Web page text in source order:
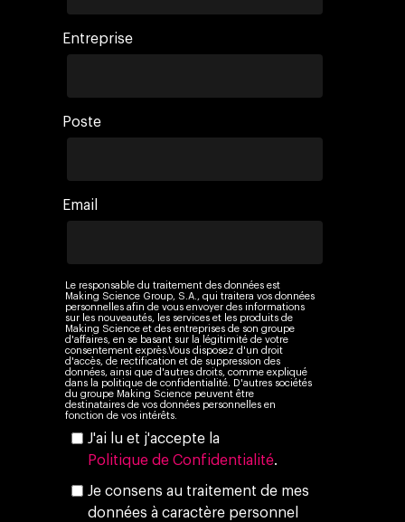
Entreprise
Poste
Email
Le responsable du traitement des données est
Making Science Group, S.A., qui traitera vos données
personnelles afin de vous envoyer des informations
sur les nouveautés, les services et les produits de
Making Science et des entreprises de son groupe
d'affaires, en se basant sur la légitimité de votre
consentement exprès.Vous disposez d'un droit
d'accès, de rectification et de suppression des
données, ainsi que d'autres droits, comme expliqué
dans la politique de confidentialité. D'autres sociétés
du groupe Making Science peuvent être
destinataires de vos données personnelles en
fonction de vos intérêts.
J'ai lu et j'accepte la
Politique de Confidentialité.
Je consens au traitement de mes
données à caractère personnel